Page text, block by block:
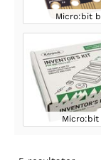
Micro:bit